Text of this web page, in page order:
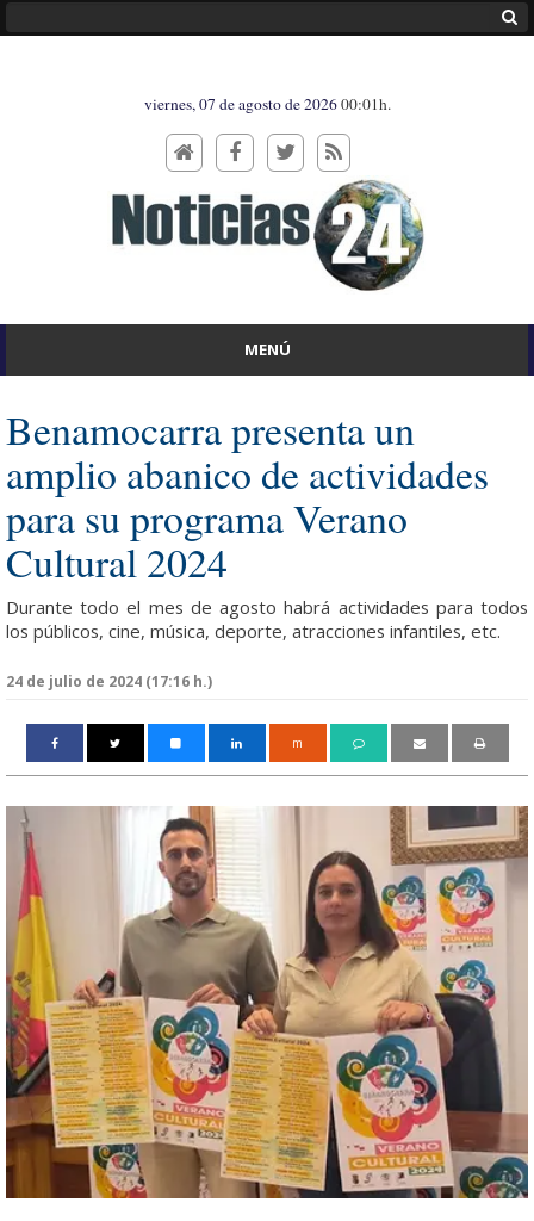
viernes, 07 de agosto de 202600:01h.
MENÚ
Benamocarra presenta un
amplio abanico de actividades
para su programa Verano
Cultural 2024
Durante todo el mes de agosto habrá actividades para todos
los públicos, cine, música, deporte, atracciones infantiles, etc.
24 de julio de 2024 (17:16 h.)
m